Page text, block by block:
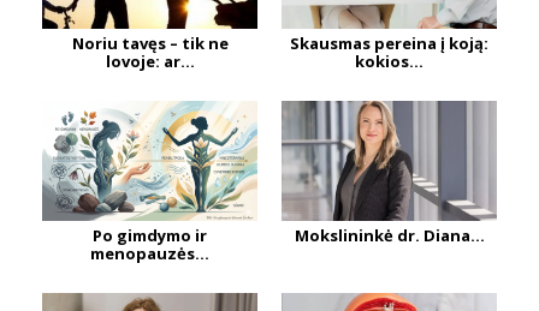
Noriu tavęs – tik ne
lovoje: ar...
Skausmas pereina į koją:
kokios...
Po gimdymo ir
menopauzės...
Mokslininkė dr. Diana...